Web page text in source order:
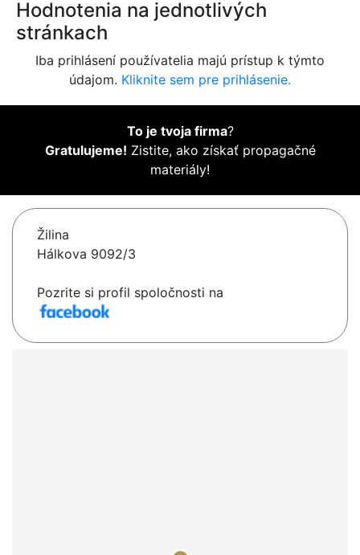
Hodnotenia na jednotlivých
stránkach
Iba prihlásení používatelia majú prístup k týmto
údajom. Kliknite sem pre prihlásenie.
To je tvoja firma?
Gratulujeme! Zistite, ako získať propagačné
materiály!
Žilina
Hálkova 9092/3
Pozrite si profil spoločnosti na